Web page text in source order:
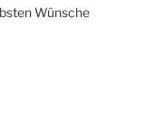
Wünsche